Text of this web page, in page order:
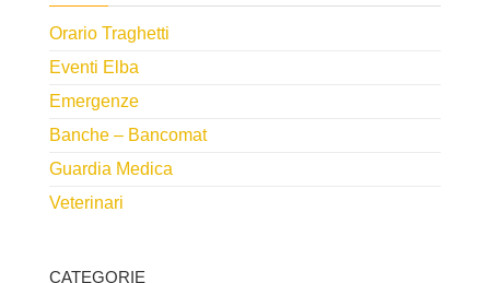
Orario Traghetti
Eventi Elba
Emergenze
Banche – Bancomat
Guardia Medica
Veterinari
CATEGORIE